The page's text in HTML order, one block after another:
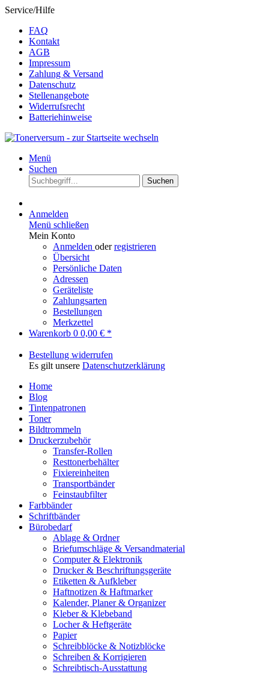
Service/Hilfe
FAQ
Kontakt
AGB
Impressum
Zahlung & Versand
Datenschutz
Stellenangebote
Widerrufsrecht
Batteriehinweise
Menü
Suchen
Suchen
Anmelden
Menü schließen
Mein Konto
Anmelden oderregistrieren
Übersicht
Persönliche Daten
Adressen
Geräteliste
Zahlungsarten
Bestellungen
Merkzettel
Warenkorb 0 0,00 € *
Bestellung widerrufen
Es gilt unsere Datenschutzerklärung
Home
Blog
Tintenpatronen
Toner
Bildtrommeln
Druckerzubehör
Transfer-Rollen
Resttonerbehälter
Fixiereinheiten
Transportbänder
Feinstaubfilter
Farbbänder
Schriftbänder
Bürobedarf
Ablage & Ordner
Briefumschläge & Versandmaterial
Computer & Elektronik
Drucker & Beschriftungsgeräte
Etiketten & Aufkleber
Haftnotizen & Haftmarker
Kalender, Planer & Organizer
Kleber & Klebeband
Locher & Heftgeräte
Papier
Schreibblöcke & Notizblöcke
Schreiben & Korrigieren
Schreibtisch-Ausstattung